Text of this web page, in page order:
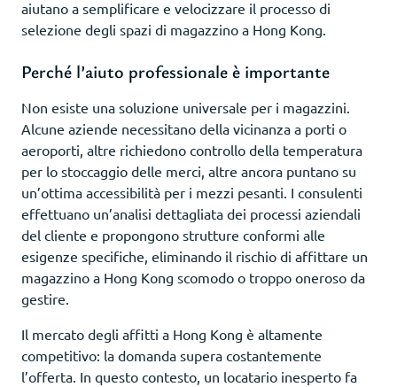
aiutano a semplificare e velocizzare il processo di
selezione degli spazi di magazzino a Hong Kong.
Perché l’aiuto professionale è importante
Non esiste una soluzione universale per i magazzini.
Alcune aziende necessitano della vicinanza a porti o
aeroporti, altre richiedono controllo della temperatura
per lo stoccaggio delle merci, altre ancora puntano su
un’ottima accessibilità per i mezzi pesanti. I consulenti
effettuano un’analisi dettagliata dei processi aziendali
del cliente e propongono strutture conformi alle
esigenze specifiche, eliminando il rischio di affittare un
magazzino a Hong Kong scomodo o troppo oneroso da
gestire.
Il mercato degli affitti a Hong Kong è altamente
competitivo: la domanda supera costantemente
l’offerta. In questo contesto, un locatario inesperto fa